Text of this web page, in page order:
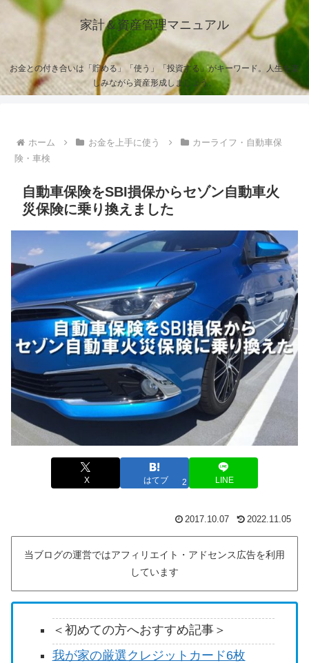
家計＆資産管理マニュアル
お金との付き合いは「貯める」「使う」「投資する」がキーワード。人生を楽
しみながら資産形成しましょう。
ホーム お金を上手に使う
カーライフ・自動車保
険・車検
自動車保険をSBI損保からセゾン自動車火
災保険に乗り換えました
X はてブ 2 LINE
2017.10.07 2022.11.05
当ブログの運営ではアフィリエイト・アドセンス広告を利用
しています
＜初めての方へおすすめ記事＞
我が家の厳選クレジットカード6枚